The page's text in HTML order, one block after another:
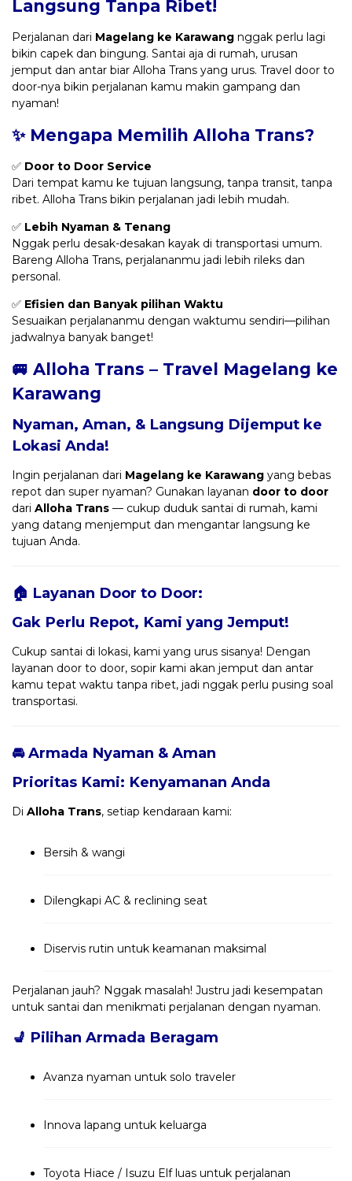
Langsung Tanpa Ribet!
Perjalanan dari Magelang ke Karawang nggak perlu lagi
bikin capek dan bingung. Santai aja di rumah, urusan
jemput dan antar biar Alloha Trans yang urus. Travel door to
door-nya bikin perjalanan kamu makin gampang dan
nyaman!
✨ Mengapa Memilih Alloha Trans?
✅ Door to Door Service
Dari tempat kamu ke tujuan langsung, tanpa transit, tanpa
ribet. Alloha Trans bikin perjalanan jadi lebih mudah.
✅ Lebih Nyaman & Tenang
Nggak perlu desak-desakan kayak di transportasi umum.
Bareng Alloha Trans, perjalananmu jadi lebih rileks dan
personal.
✅ Efisien dan Banyak pilihan Waktu
Sesuaikan perjalananmu dengan waktumu sendiri—pilihan
jadwalnya banyak banget!
🚐 Alloha Trans – Travel Magelang ke
Karawang
Nyaman, Aman, & Langsung Dijemput ke
Lokasi Anda!
Ingin perjalanan dari Magelang ke Karawang yang bebas
repot dan super nyaman? Gunakan layanan door to door
dari Alloha Trans — cukup duduk santai di rumah, kami
yang datang menjemput dan mengantar langsung ke
tujuan Anda.
🏠 Layanan Door to Door:
Gak Perlu Repot, Kami yang Jemput!
Cukup santai di lokasi, kami yang urus sisanya! Dengan
layanan door to door, sopir kami akan jemput dan antar
kamu tepat waktu tanpa ribet, jadi nggak perlu pusing soal
transportasi.
🚘 Armada Nyaman & Aman
Prioritas Kami: Kenyamanan Anda
Di Alloha Trans, setiap kendaraan kami:
Bersih & wangi
Dilengkapi AC & reclining seat
Diservis rutin untuk keamanan maksimal
Perjalanan jauh? Nggak masalah! Justru jadi kesempatan
untuk santai dan menikmati perjalanan dengan nyaman.
💺 Pilihan Armada Beragam
Avanza nyaman untuk solo traveler
Innova lapang untuk keluarga
Toyota Hiace / Isuzu Elf luas untuk perjalanan